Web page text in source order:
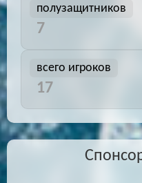
полузащитников
7
всего игроков
17